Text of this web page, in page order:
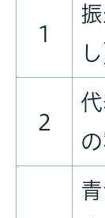
1
し
2